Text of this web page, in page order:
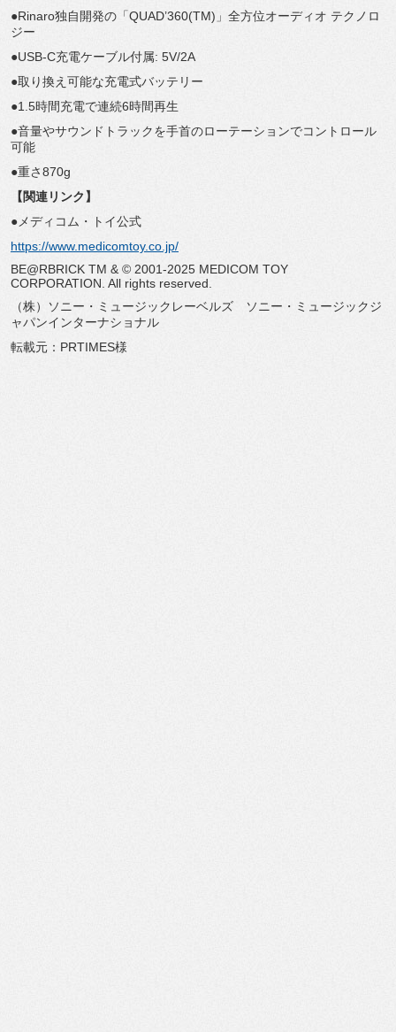
●Rinaro独自開発の「QUAD’360(TM)」 全方位オーディオ テクノロ
ジー
●USB-C充電ケーブル付属: 5V/2A
●取り換え可能な充電式バッテリー
●1.5時間充電で連続6時間再生
●音量やサウンドトラックを手首のローテーションでコントロール
可能
●重さ870g
【関連リンク】
●メディコム・トイ公式
https://www.medicomtoy.co.jp/
BE@RBRICK TM & © 2001-2025 MEDICOM TOY
CORPORATION. All rights reserved.
（株）ソニー・ミュージックレーベルズ ソニー・ミュージックジ
ャパンインターナショナル
転載元：PRTIMES様